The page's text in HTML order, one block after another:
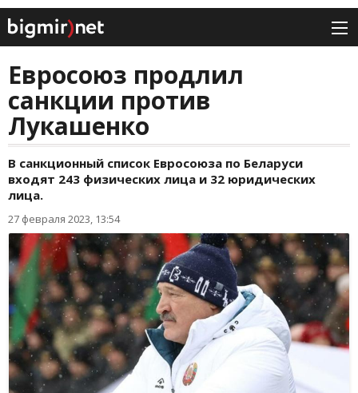
Евросоюз продлил
санкции против
Лукашенко
В санкционный список Евросоюза по Беларуси
входят 243 физических лица и 32 юридических
лица.
27 февраля 2023, 13:54